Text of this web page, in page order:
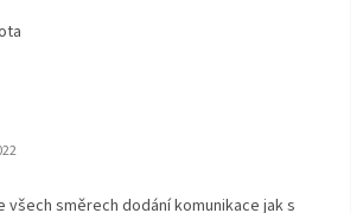
obchodu je 5 z 5 hvězdiček.
všech směrech dodání komunikace jak s